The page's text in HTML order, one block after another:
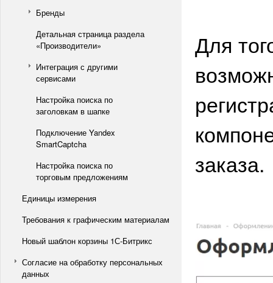
Бренды
Детальная страница раздела
«Производители»
Интеграция с другими
сервисами
Настройка поиска по
заголовкам в шапке
Подключение Yandex
SmartCaptcha
Настройка поиска по
торговым предложениям
Единицы измерения
Требования к графическим материалам
Новый шаблон корзины 1С-Битрикс
Согласие на обработку персональных
данных
Для
заказа.